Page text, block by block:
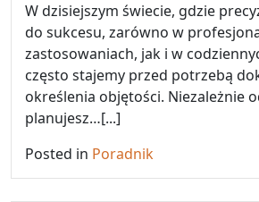
W dzisiejszym świecie, gdzie
do sukcesu, zarówno w
zastosowaniach, jak i w
często stajemy przed potrzebą
określenia objętości. Niezależnie
planujesz…[...]
Posted in Poradnik